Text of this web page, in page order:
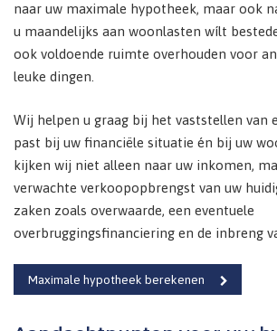
naar uw maximale hypotheek, maar ook
u maandelijks aan woonlasten wílt
ook voldoende ruimte overhouden voor
leuke dingen.
Wij helpen u graag bij het vaststellen van
past bij uw financiële situatie én bij uw
kijken wij niet alleen naar uw inkomen,
verwachte verkoopopbrengst van uw
zaken zoals overwaarde, een eventuele
overbruggingsfinanciering en de inbreng
Maximale hypotheek berekenen